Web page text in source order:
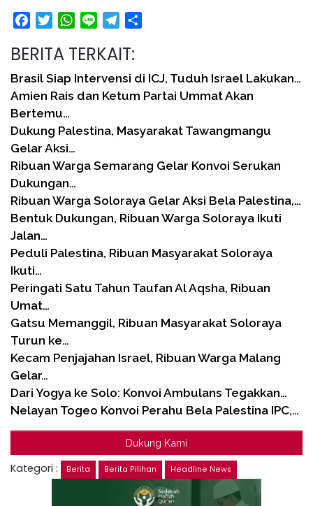
FacebookTwitterWhatsApp
Line Telegram
BERITA TERKAIT:
Brasil Siap Intervensi di ICJ, Tuduh Israel Lakukan…
Amien Rais dan Ketum Partai Ummat Akan
Bertemu…
Dukung Palestina, Masyarakat Tawangmangu
Gelar Aksi…
Ribuan Warga Semarang Gelar Konvoi Serukan
Dukungan…
Ribuan Warga Soloraya Gelar Aksi Bela Palestina,…
Bentuk Dukungan, Ribuan Warga Soloraya Ikuti
Jalan…
Peduli Palestina, Ribuan Masyarakat Soloraya
Ikuti…
Peringati Satu Tahun Taufan Al Aqsha, Ribuan
Umat…
Gatsu Memanggil, Ribuan Masyarakat Soloraya
Turun ke…
Kecam Penjajahan Israel, Ribuan Warga Malang
Gelar…
Dari Yogya ke Solo: Konvoi Ambulans Tegakkan…
Nelayan Togeo Konvoi Perahu Bela Palestina IPC,…
Dukung Kami
Kategori : Berita Berita Pilihan Headline News